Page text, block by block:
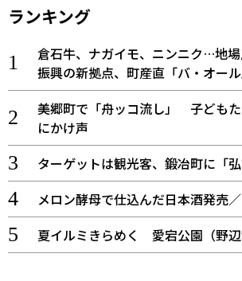
ランキング
倉石牛、ナガイモ、ニンニク…地
振興の新拠点、町産直「バ・オー
美郷町で「舟ッコ流し」 子ども
にかけ声
ターゲットは観光客、鍛冶町に「弘
メロン酵母で仕込んだ日本酒発売
夏イルミきらめく 愛宕公園（野